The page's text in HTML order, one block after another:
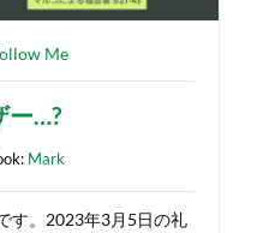
Me
ー…?
Mark
す。2023年3月5日の礼